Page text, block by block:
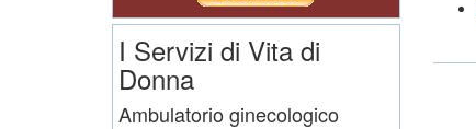
I Servizi di Vita di
Donna
Ambulatorio ginecologico